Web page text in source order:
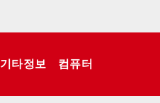
기타정보 컴퓨터